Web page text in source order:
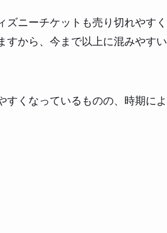
ニーチケットも売り切れやすく
すから、今まで以上に混みやすい
くなっているものの、時期によ